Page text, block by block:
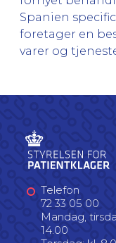
Spanien
foretager en
varer og
Telefon
72 33 05 00
Mandag,
14.00